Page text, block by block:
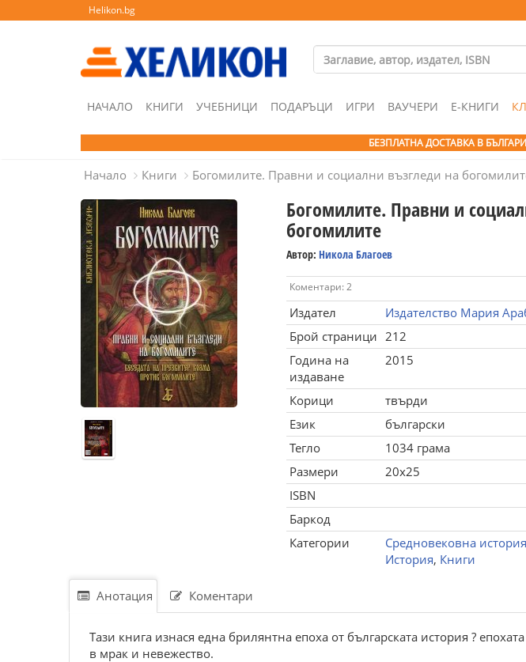
Helikon.bg
НАЧАЛО КНИГИ УЧЕБНИЦИ ПОДАРЪЦИ ИГРИ ВАУЧЕРИ Е-КНИГИ
БЕЗПЛАТНА ДОСТАВКА В
Начало Книги Богомилите. Правни и социални възгледи на
Богомилите. Правни и
богомилите
Автор: Никола Благоев
Коментари: 2
Издател
Издателство Мария
Брой страници 212
Година на
издаване
2015
Корици
твърди
Език
български
Тегло
1034 грама
Размери
20x25
ISBN
Баркод
Категории
Средновековна история
История, Книги
Анотация Коментари
Тази книга изнася една брилянтна епоха от българската история ?
в мрак и невежество.